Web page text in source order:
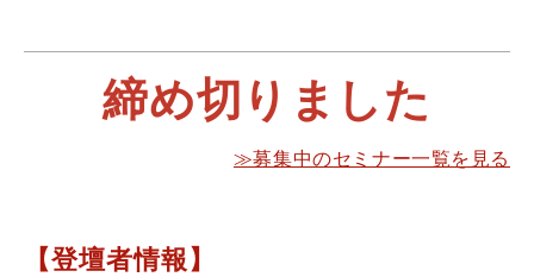
締め切りました
≫募集中のセミナー一覧を見る
【登壇者情報】